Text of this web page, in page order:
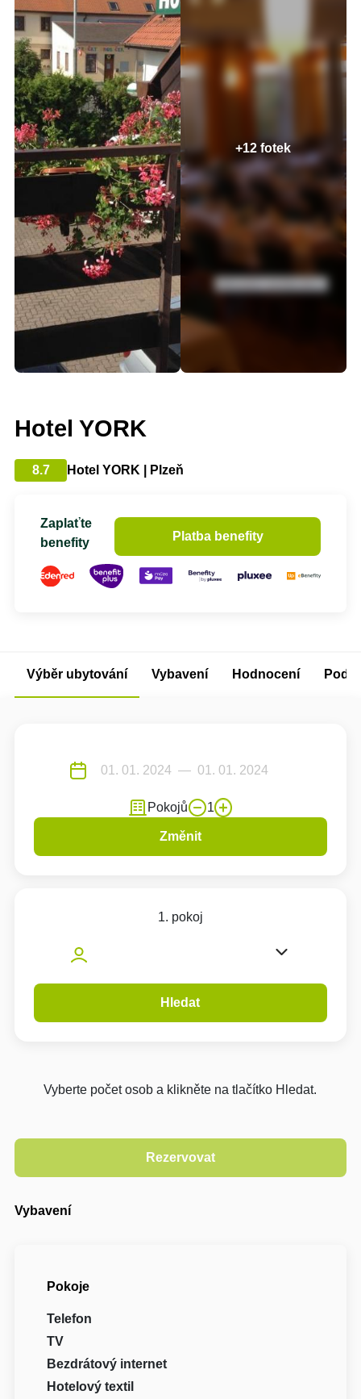
+12 fotek
Hotel YORK
8.7 Hotel YORK | Plzeň
Zaplaťte
benefity
Platba benefity
Výběr ubytování Vybavení Hodnocení
Pokojů 1
Změnit
1. pokoj
Hledat
Vyberte počet osob a klikněte na tlačítko Hledat.
Vybavení
Pokoje
Telefon
TV
Bezdrátový internet
Hotelový textil